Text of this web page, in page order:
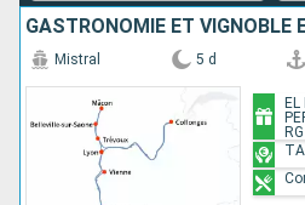
Mistral 5 d
EL